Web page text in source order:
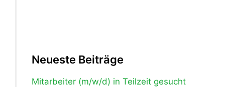
Neueste Beiträge
Mitarbeiter (m/w/d) in Teilzeit gesucht